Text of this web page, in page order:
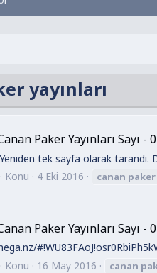
yayınları
Paker Yayınları Sayı -
Yeniden tek sayfa olarak
Konu 4 Eki 2016 canan paker
Paker Yayınları Sayı -
Konu 16 May 2016 canan